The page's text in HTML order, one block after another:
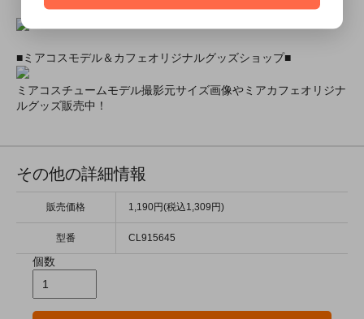
■ミアコスモデル＆カフェオリジナルグッズショップ■
ミアコスチュームモデル撮影元サイズ画像やミアカフェオリジナ
ルグッズ販売中！
その他の詳細情報
販売価格 1,190円(税込1,309円)
型番 CL915645
個数